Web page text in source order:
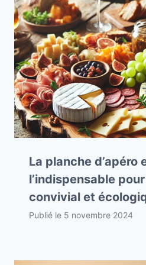
La planche d’apéro
l’indispensable
convivial et
Publié le 5 novembre 2024